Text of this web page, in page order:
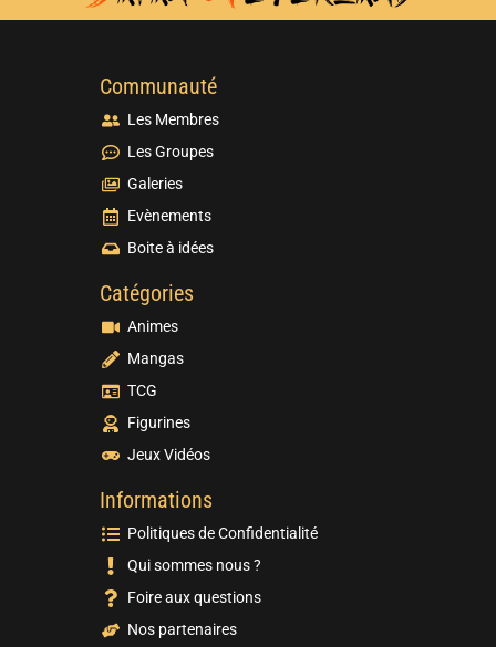
Communauté
Les Membres
Les Groupes
Galeries
Evènements
Boite à idées
Catégories
Animes
Mangas
TCG
Figurines
Jeux Vidéos
Informations
Politiques de Confidentialité
Qui sommes nous ?
Foire aux questions
Nos partenaires